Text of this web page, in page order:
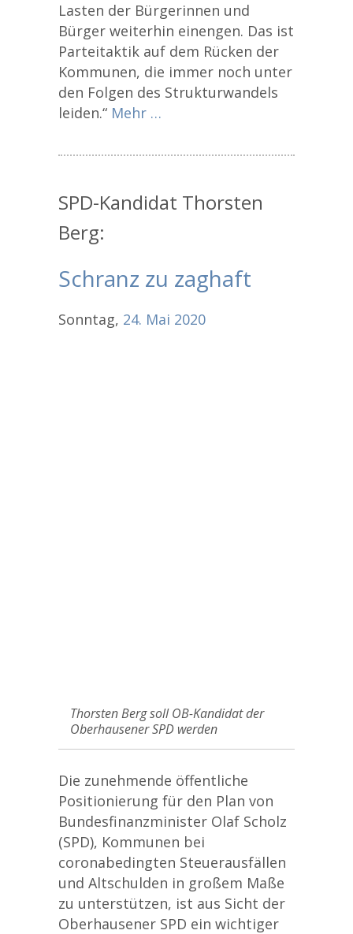
Lasten der Bürgerinnen und
Bürger weiterhin einengen. Das ist
Parteitaktik auf dem Rücken der
Kommunen, die immer noch unter
den Folgen des Strukturwandels
leiden.“ Mehr …
SPD-Kandidat Thorsten
Berg:
Schranz zu zaghaft
Sonntag, 24. Mai 2020
Thorsten Berg soll OB-Kandidat der
Oberhausener SPD werden
Die zunehmende öffentliche
Positionierung für den Plan von
Bundesfinanzminister Olaf Scholz
(SPD), Kommunen bei
coronabedingten Steuerausfällen
und Altschulden in großem Maße
zu unterstützen, ist aus Sicht der
Oberhausener SPD ein wichtiger